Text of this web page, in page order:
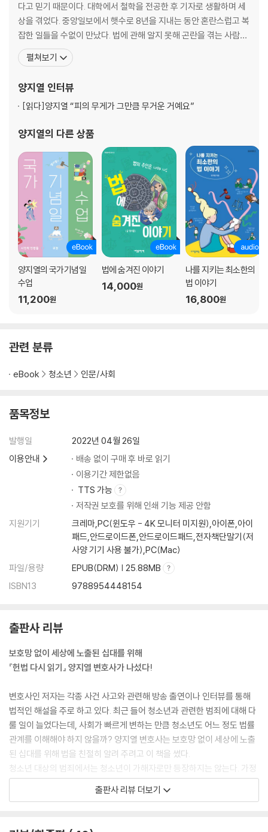
4장 사회에서 만나는 법 이야기
1. 복잡한 인간관계를 도와주는 법
2. 내 맘대로 할 수 있는 게 없네?
3. 부자가 되고 싶으세요?
5. ‘알바’도 근로자입니다
6. 억울한 일은 그냥 넘어가지 마세요
다고 믿기 때문이다. 대학에서 철학을 전공한 후 기자로 생활하며 세
상을 겪었다. 중앙일보에서 햇수로 8년을 지내는 동안 혼란스럽고 복
잡한 일들을 수없이 만났다. 법에 관해 알지 못해 곤란을 겪는 사람들
이 많았다. 갈등을 해결하기 위해 마련해 놓은 법과 제도에 관한 궁금
증이 법조인의 길로 들어서게 만들었다. 더 많은 사람이 올바른 법으
법을 쉽게 해석해주는 일에 매달리고 있다. 지
펼쳐보기
양지열 인터뷰
[읽다]양지열 “피의 무게가 그만큼 무거운 거예요”
양지열의 다른 상품
양지열의 국가기념일
수업
11,200원
법에 숨겨진 이야기
14,000원
나를 지키는 최소한의
법 이야기
16,800원
관련 분류
eBook 청소년 인문/사회
품목정보
발행일
2022년 04월 26일
이용안내
배송 없이 구매 후 바로 읽기
이용기간 제한없음
TTS 가능
저작권 보호를 위해 인쇄 기능 제공 안함
지원기기
크레마,PC(윈도우 - 4K 모니터 미지원),아이폰,아이
패드,안드로이드폰,안드로이드패드,전자책단말기(저
사양 기기 사용 불가),PC(Mac)
파일/용량
EPUB(DRM) | 25.88MB
ISBN13
9788954448154
출판사 리뷰
보호망 없이 세상에 노출된 십대를 위해
『헌법 다시 읽기』 양지열 변호사가 나섰다!
변호사인 저자는 각종 사건 사고와 관련해 방송 출연이나 인터뷰를 통해
법적인 해설을 주로 하고 있다. 최근 들어 청소년과 관련한 범죄에 대해 다
룰 일이 늘었다는데, 사회가 빠르게 변하는 만큼 청소년도 어느 정도 법률
관계를 이해해야 하지 않을까? 양지열 변호사는 보호망 없이 세상에 노출
된 십대를 위해 법을 친절히 알려 주려고 이 책을 썼다.
청소년 대상의 범죄에서는 청소년이 가해자로만 등장하지는 않는다. 가정
폭력에 시달리거나 청소년을 대상으로 한 경제 범죄, 성범죄의 피해자가
되는 일도 종종 있다. 가정이나 학교, 사회에서 미처 깨닫지 못한 채 범죄와
출판사 리뷰 더보기